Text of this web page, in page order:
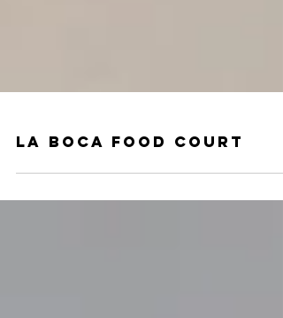
LA BOCA FOOD COURT